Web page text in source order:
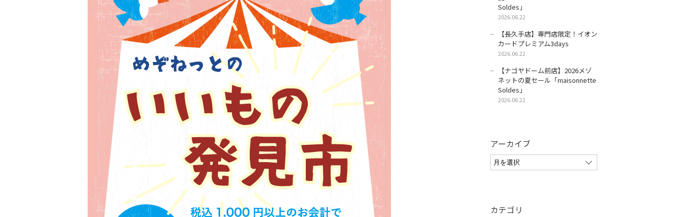
Soldes」
2026.06.22
【長久手店】専門店限定！イオン
カードプレミアム3days
2026.06.22
【ナゴヤドーム前店】2026メゾ
ネットの夏セール「maisonnette
Soldes」
2026.06.22
アーカイブ
カテゴリ